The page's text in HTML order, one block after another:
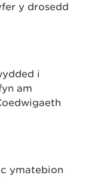
y drosedd
i
am
ymatebion